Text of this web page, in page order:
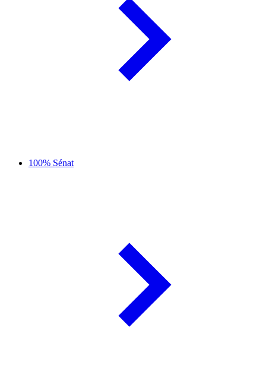
100% Sénat